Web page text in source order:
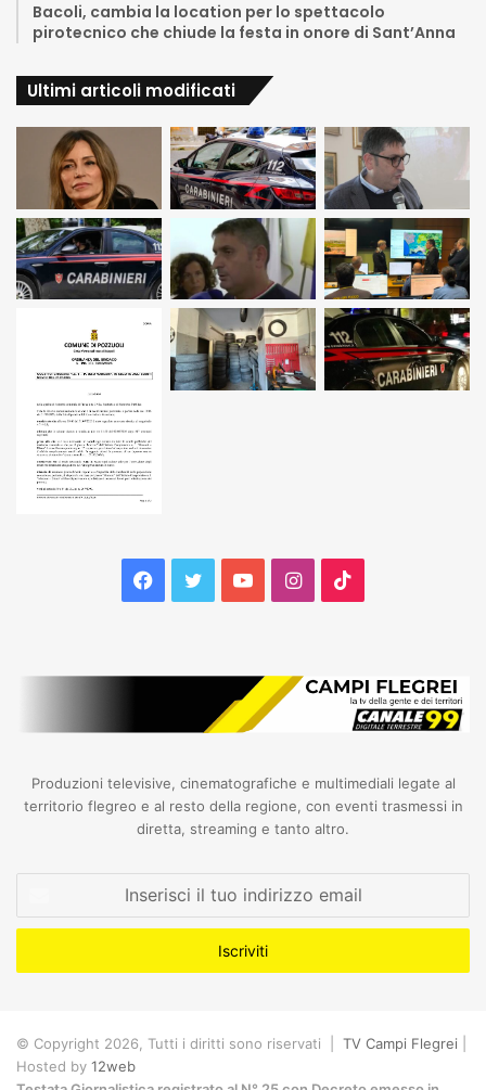
Bacoli, cambia la location per lo spettacolo
pirotecnico che chiude la festa in onore di Sant’Anna
Ultimi articoli modificati
Facebook
TwitterYouTubeInstagram
Produzioni televisive, cinematografiche e multimediali legate al
territorio flegreo e al resto della regione, con eventi trasmessi in
diretta, streaming e tanto altro.
tuo
email
© Copyright 2026, Tutti i diritti sono riservati | TV Campi Flegrei
Hosted by 12web